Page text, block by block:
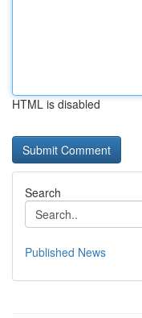
HTML is disabled
Search
Published News